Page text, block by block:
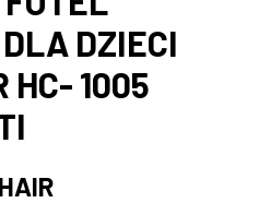
DZIECI
HC- 1005